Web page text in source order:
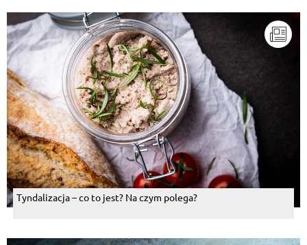
Tyndalizacja – co to jest? Na czym polega?